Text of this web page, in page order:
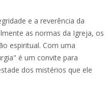
e a reverência da
as normas da Igreja, os
espiritual. Com uma
é um convite para
dos mistérios que ele